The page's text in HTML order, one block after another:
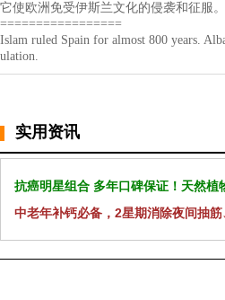
它使欧洲免受伊斯兰文化的侵袭和征服。
=================
Islam ruled Spain for almost 800 years.
ulation.
实用资讯
抗癌明星组合 多年口碑保证！天然植
中老年补钙必备，2星期消除夜间抽